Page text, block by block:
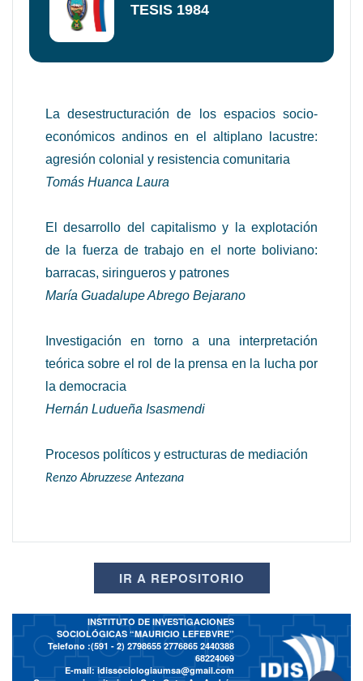
TESIS 1984
La desestructuración de los espacios socio-
económicos andinos en el altiplano lacustre:
agresión colonial y resistencia comunitaria
Tomás Huanca Laura
El desarrollo del capitalismo y la explotación
de la fuerza de trabajo en el norte boliviano:
barracas, siringueros y patrones
María Guadalupe Abrego Bejarano
Investigación en torno a una interpretación
teórica sobre el rol de la prensa en la lucha por
la democracia
Hernán Ludueña Isasmendi
Procesos políticos y estructuras de mediación
Renzo Abruzzese Antezana
IR A REPOSITORIO
INSTITUTO DE INVESTIGACIONES
SOCIOLÓGICAS “MAURICIO LEFEBVRE”
Telefono :(591 - 2) 2798655 2776865 2440388
68224069
E-mail:idissociologiaumsa@gmail.com